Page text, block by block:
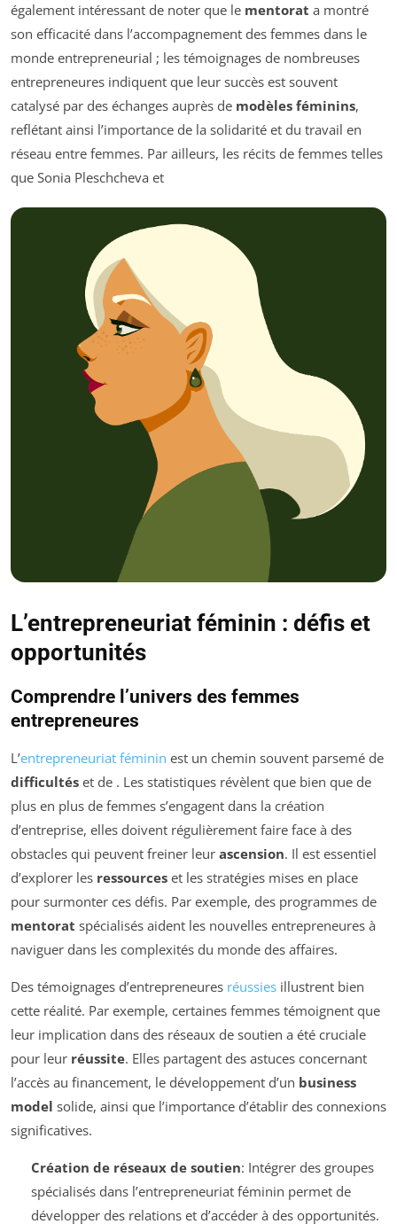
également intéressant de noter que le mentorat a montré
son efficacité dans l’accompagnement des femmes dans le
monde entrepreneurial ; les témoignages de nombreuses
entrepreneures indiquent que leur succès est souvent
catalysé par des échanges auprès de modèles féminins,
reflétant ainsi l’importance de la solidarité et du travail en
réseau entre femmes. Par ailleurs, les récits de femmes telles
que Sonia Pleschcheva et
L’entrepreneuriat féminin : défis et
opportunités
Comprendre l’univers des femmes
entrepreneures
L’entrepreneuriat féminin est un chemin souvent parsemé de
difficultés et de . Les statistiques révèlent que bien que de
plus en plus de femmes s’engagent dans la création
d’entreprise, elles doivent régulièrement faire face à des
obstacles qui peuvent freiner leur ascension. Il est essentiel
d’explorer les ressources et les stratégies mises en place
pour surmonter ces défis. Par exemple, des programmes de
mentorat spécialisés aident les nouvelles entrepreneures à
naviguer dans les complexités du monde des affaires.
Des témoignages d’entrepreneures réussies illustrent bien
cette réalité. Par exemple, certaines femmes témoignent que
leur implication dans des réseaux de soutien a été cruciale
pour leur réussite. Elles partagent des astuces concernant
l’accès au financement, le développement d’un business
model solide, ainsi que l’importance d’établir des connexions
significatives.
Création de réseaux de soutien: Intégrer des groupes
spécialisés dans l’entrepreneuriat féminin permet de
développer des relations et d’accéder à des opportunités.